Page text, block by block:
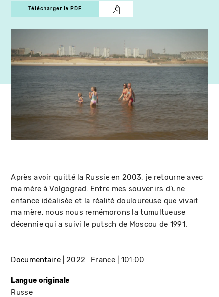
Télécharger le PDF
Après avoir quitté la Russie en 2003, je retourne avec
ma mère à Volgograd. Entre mes souvenirs d’une
enfance idéalisée et la réalité douloureuse que vivait
ma mère, nous nous remémorons la tumultueuse
décennie qui a suivi le putsch de Moscou de 1991.
Documentaire 2022 France 101:00
Langue originale
Russe